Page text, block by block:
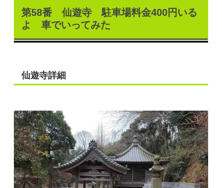
第58番 仙遊寺 駐車場料金400円いる
よ 車でいってみた
仙遊寺詳細